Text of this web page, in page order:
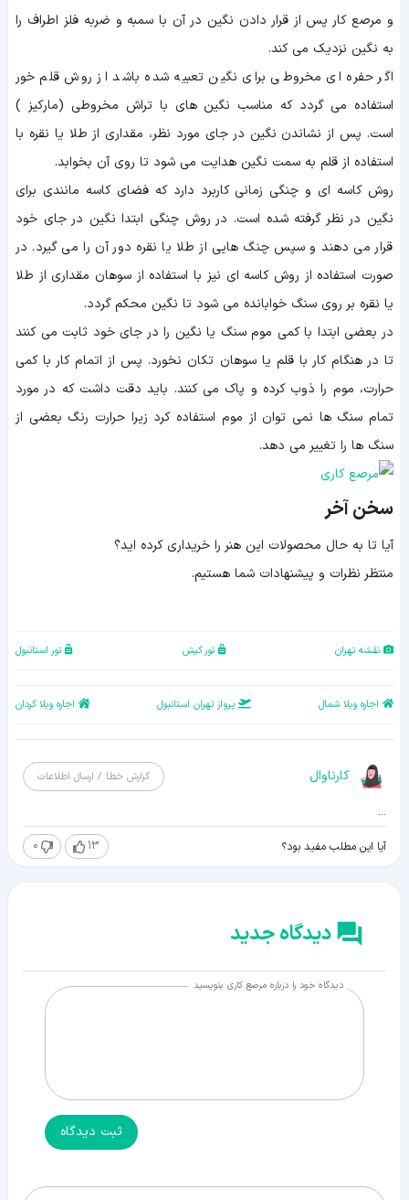
و مرصع کار پس از قرار دادن نگین در آن با سمبه و ضربه فلز اطراف را
به نگین نزدیک می کند.
اگر حفره ای مخروطی برای نگین تعبیه شده باشد از روش قلم خور
استفاده می گردد که مناسب نگین های با تراش مخروطی (مارکیز )
است. پس از نشاندن نگین در جای مورد نظر، مقداری از طلا یا نقره با
استفاده از قلم به سمت نگین هدایت می شود تا روی آن بخوابد.
روش کاسه ای و چنگی زمانی کاربرد دارد که فضای کاسه مانندی برای
نگین در نظر گرفته شده است. در روش چنگی ابتدا نگین در جای خود
قرار می دهند و سپس چنگ هایی از طلا یا نقره دور آن را می گیرد. در
صورت استفاده از روش کاسه ای نیز با استفاده از سوهان مقداری از طلا
یا نقره بر روی سنگ خوابانده می شود تا نگین محکم گردد.
در بعضی ابتدا با کمی موم سنگ یا نگین را در جای خود ثابت می کنند
تا در هنگام کار با قلم یا سوهان تکان نخورد. پس از اتمام کار با کمی
حرارت، موم را ذوب کرده و پاک می کنند. باید دقت داشت که در مورد
تمام سنگ ها نمی توان از موم استفاده کرد زیرا حرارت رنگ بعضی از
سنگ ها را تغییر می دهد.
سخن آخر
آیا تا به حال محصولات این هنر را خریداری کرده اید؟
منتظر نظرات و پیشنهادات شما هستیم.
نقشه تهران تور کیش تور استانبول
اجاره ویلا شمال پرواز تهران استانبول اجاره ویلا کردان
کارناوال گزارش خطا / ارسال اطلاعات
...
آیا این مطلب مفید بود؟ 13
0
دیدگاه جدید
دیدگاه خود را درباره مرصع کاری بنویسید
ثبت دیدگاه